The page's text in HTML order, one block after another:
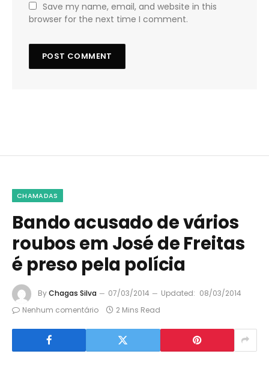
Save my name, email, and website in this
browser for the next time I comment.
CHAMADAS
Bando acusado de vários
roubos em José de Freitas
é preso pela polícia
ByChagas Silva 07/03/2014 Updated: 08/03/2014
Nenhum comentário
2 Mins Read